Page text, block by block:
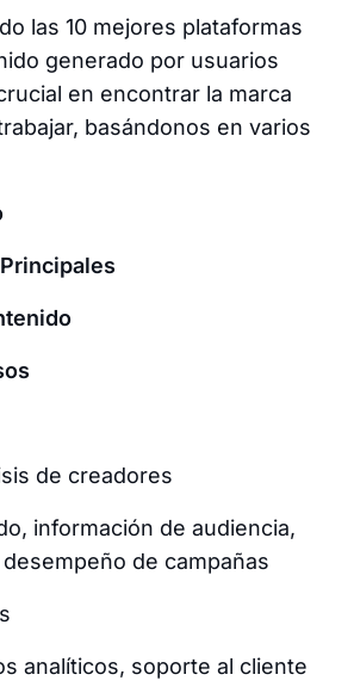
las 10 mejores plataformas
generado por usuarios
en encontrar la marca
basándonos en varios
de creadores
información de audiencia,
de campañas
analíticos, soporte al cliente